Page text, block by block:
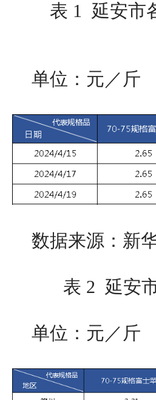
表 1 延安市
单位：元／斤
数据来源：新
表 2 延安
单位：元／斤